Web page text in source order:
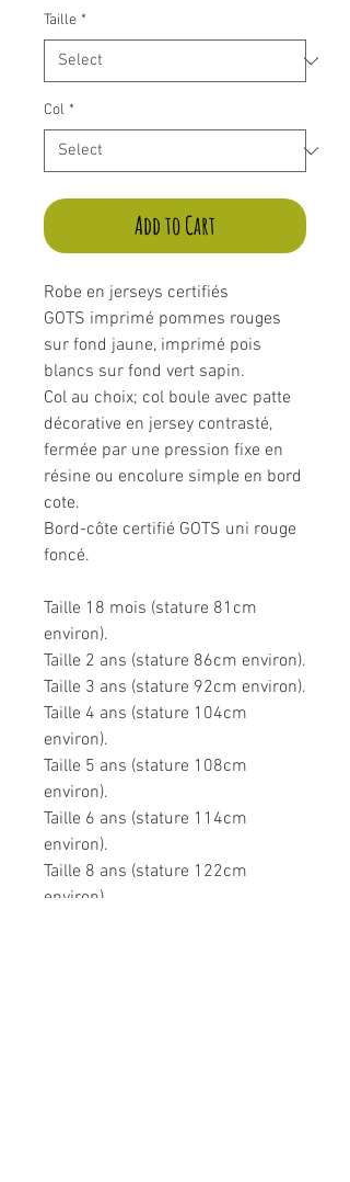
Taille *
Col *
Add to Cart
Robe en jerseys certifiés
GOTS imprimé pommes rouges
sur fond jaune, imprimé pois
blancs sur fond vert sapin.
Col au choix; col boule avec patte
décorative en jersey contrasté,
fermée par une pression fixe en
résine ou encolure simple en bord
cote.
Bord-côte certifié GOTS uni rouge
foncé.
Taille 18 mois (stature 81cm
environ).
Taille 2 ans (stature 86cm environ).
Taille 3 ans (stature 92cm environ).
Taille 4 ans (stature 104cm
environ).
Taille 5 ans (stature 108cm
environ).
Taille 6 ans (stature 114cm
environ).
Taille 8 ans (stature 122cm
environ).